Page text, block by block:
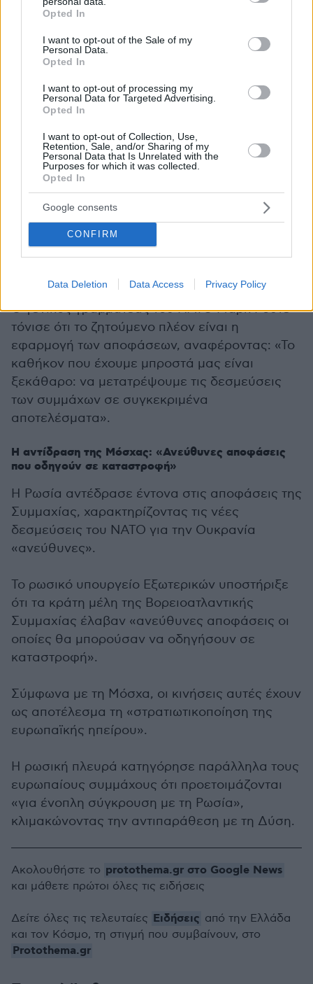
grant or deny consent to Google and its third-party tags to
use your data for below specified purposes in below Google
consent section.
Opted In
I want to opt-out of the Sale of my
Personal Data.
Opted In
I want to opt-out of processing my
Personal Data for Targeted Advertising.
Opted In
I want to opt-out of Collection, Use,
Retention, Sale, and/or Sharing of my
Personal Data that Is Unrelated with the
Purposes for which it was collected.
Opted In
Google consents
CONFIRM
Data Deletion Data Access Privacy Policy
Οι σύμμαχοι δεσμεύτηκαν να αυξήσουν τη
συλλογική παραγωγική δυνατότητα της
αμυντικής βιομηχανίας και να συνεργαστούν
επιτάχυνση της καινοτομίας.
περιλαμβάνονται η ενίσχυση της δυνατότητας
ανάπτυξης και υποστήριξης στρατευμάτων, τα
όπλα ακριβείας μεγάλου βεληνεκούς, τα
ολοκληρωμένα συστήματα αεράμυνας και
αντιπυραυλικής προστασίας, τα drones, οι
προηγμένες τεχνολογίες, οι δυνατότητες
πληροφοριών, οι στρατιωτικές λύσεις cloud και
Ο γενικός γραμματέας του ΝΑΤΟ Μαρκ Ρούτε
τόνισε ότι το ζητούμενο πλέον είναι η
εφαρμογή των αποφάσεων, αναφέροντας: «Το
καθήκον που έχουμε μπροστά μας είναι
ξεκάθαρο: να μετατρέψουμε τις δεσμεύσεις
των συμμάχων σε συγκεκριμένα
αποτελέσματα».
Η αντίδραση της Μόσχας: «Ανεύθυνες αποφάσεις
που οδηγούν σε καταστροφή»
Η Ρωσία αντέδρασε έντονα στις αποφάσεις της
Συμμαχίας, χαρακτηρίζοντας τις νέες
δεσμεύσεις του ΝΑΤΟ για την Ουκρανία
«ανεύθυνες».
Το ρωσικό υπουργείο Εξωτερικών υποστήριξε
ότι τα κράτη μέλη της Βορειοατλαντικής
Συμμαχίας έλαβαν «ανεύθυνες αποφάσεις οι
οποίες θα μπορούσαν να οδηγήσουν σε
καταστροφή».
Σύμφωνα με τη Μόσχα, οι κινήσεις αυτές έχουν
ως αποτέλεσμα τη «στρατιωτικοποίηση της
ευρωπαϊκής ηπείρου».
Η ρωσική πλευρά κατηγόρησε παράλληλα τους
ευρωπαίους συμμάχους ότι προετοιμάζονται
«για ένοπλη σύγκρουση με τη Ρωσία»,
κλιμακώνοντας την αντιπαράθεση με τη Δύση.
Ακολουθήστε το protothema.gr στο Google News
και μάθετε πρώτοι όλες τις ειδήσεις
Δείτε όλες τις τελευταίες Ειδήσεις από την Ελλάδα
και τον Κόσμο, τη στιγμή που συμβαίνουν, στο
Protothema.gr